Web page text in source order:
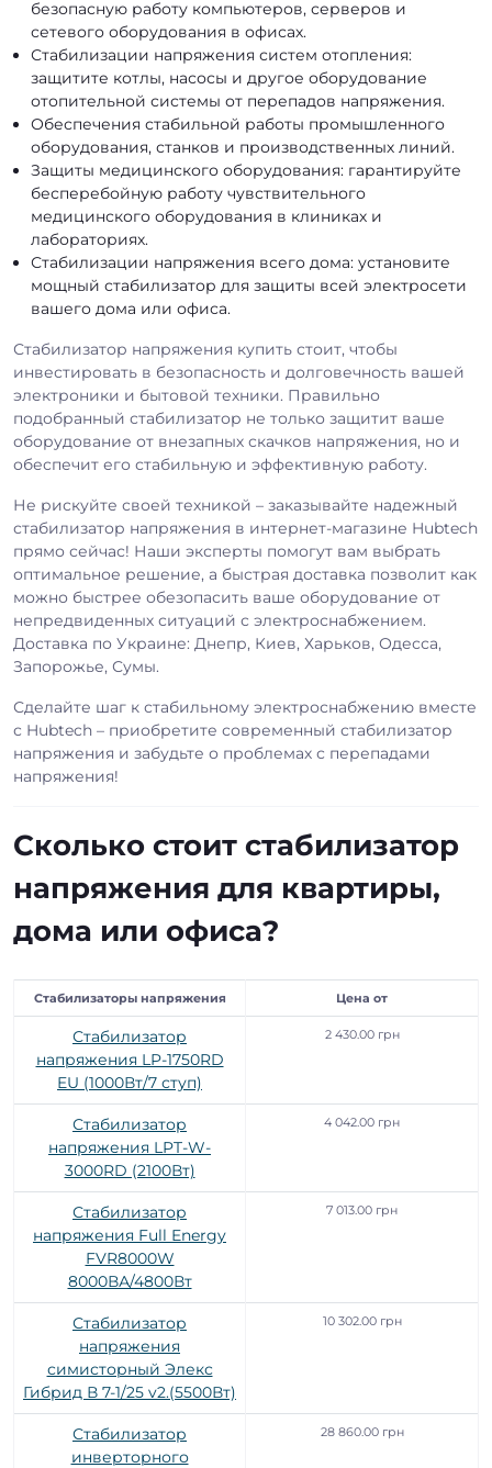
безопасную работу компьютеров, серверов и
сетевого оборудования в офисах.
Стабилизации напряжения систем отопления:
защитите котлы, насосы и другое оборудование
отопительной системы от перепадов напряжения.
Обеспечения стабильной работы промышленного
оборудования, станков и производственных линий.
Защиты медицинского оборудования: гарантируйте
бесперебойную работу чувствительного
медицинского оборудования в клиниках и
лабораториях.
Стабилизации напряжения всего дома: установите
мощный стабилизатор для защиты всей электросети
вашего дома или офиса.
Стабилизатор напряжения купить стоит, чтобы
инвестировать в безопасность и долговечность вашей
электроники и бытовой техники. Правильно
подобранный стабилизатор не только защитит ваше
оборудование от внезапных скачков напряжения, но и
обеспечит его стабильную и эффективную работу.
Не рискуйте своей техникой – заказывайте надежный
стабилизатор напряжения в интернет-магазине Hubtech
прямо сейчас! Наши эксперты помогут вам выбрать
оптимальное решение, а быстрая доставка позволит как
можно быстрее обезопасить ваше оборудование от
непредвиденных ситуаций с электроснабжением.
Доставка по Украине: Днепр, Киев, Харьков, Одесса,
Запорожье, Сумы.
Сделайте шаг к стабильному электроснабжению вместе
с Hubtech – приобретите современный стабилизатор
напряжения и забудьте о проблемах с перепадами
напряжения!
Сколько стоит стабилизатор
напряжения для квартиры,
дома или офиса?
Стабилизаторы напряжения Цена от
Стабилизатор
напряжения LP-1750RD
EU (1000Вт/7 ступ)
2 430.00 грн
Стабилизатор
напряжения LPT-W-
3000RD (2100Вт)
4 042.00 грн
Стабилизатор
напряжения Full Energy
FVR8000W
8000ВА/4800Вт
7 013.00 грн
Стабилизатор
напряжения
симисторный Элекс
Гибрид В 7-1/25 v2.(5500Вт)
10 302.00 грн
Стабилизатор
инверторного
28 860.00 грн